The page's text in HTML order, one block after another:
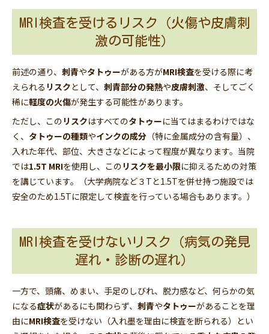
MRI検査を受けるリスク（火傷や皮膚刺
激の可能性）
前述の通り、 刺青やタトゥーがある方がMRI検査を受ける際に考
えられる リスクとして、 刺青部分の発熱や皮膚刺激、そしてごく
稀に軽度の火傷が発生する可能性があります。
ただし、この リスクはすべてのタトゥーに当てはまるわけではな
く、 タトゥーの種類やインクの成分 （特に金属成分の含有量）、
入れた年代、部位、大きさなどによって程度が異なります。当院
では1.5T MRIを使用し、この リスクを最小限に抑えるための対策
を講じています。（大学病院など３Tと1.5Tを併せ持つ施設では
安全のため1.5Tに限定して検査を行っている場合もあります。）
MRI検査を受けないリスク（病気の発見
遅れ・診断の遅れ）
一方で、頭痛、めまい、手足のしびれ、脱力感など、何らかの気
になる症状があるにも関わらず、 刺青やタトゥーがあることを理
由にMRI検査を受けない（入れ墨を理由に検査を断られる）とい